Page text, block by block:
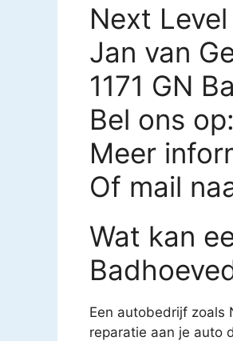
Next
Jan van
1171 GN
Bel ons
Meer
Of mail
Wat kan
Een autobedrijf zoals
reparatie aan je auto